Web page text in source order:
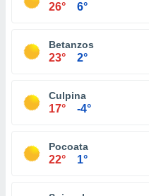
26° 6°
Betanzos
23° 2°
Culpina
17° -4°
Pocoata
22° 1°